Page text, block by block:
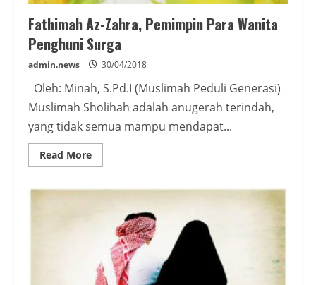
Fathimah Az-Zahra, Pemimpin Para Wanita
Penghuni Surga
admin.news 30/04/2018
Oleh: Minah, S.Pd.I (Muslimah Peduli Generasi)
Muslimah Sholihah adalah anugerah terindah,
yang tidak semua mampu mendapat...
Read MoreRead
more
Az-
Pemimpin
Wanita
Penghuni
Surga